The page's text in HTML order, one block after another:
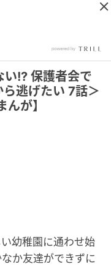
!? 保護者会で
逃げたい 7話＞
んが】
幼稚園に通わせ始
か友達ができずに